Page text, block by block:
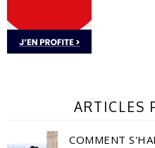
ARTICLES
COMMENT